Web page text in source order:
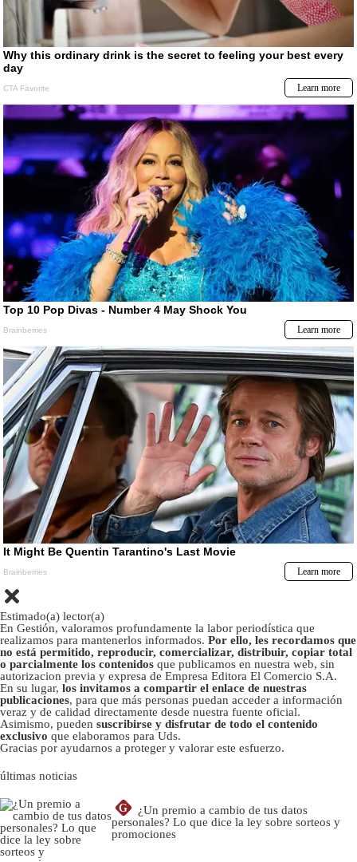
Estimado(a) lector(a)
En Gestión, valoramos profundamente la labor periodística que
realizamos para mantenerlos informados. Por ello, les recordamos que
no está permitido, reproducir, comercializar, distribuir, copiar total
o parcialmente los contenidos que publicamos en nuestra web, sin
autorizacion previa y expresa de Empresa Editora El Comercio S.A.
En su lugar, los invitamos a compartir el enlace de nuestras
publicaciones, para que más personas puedan acceder a información
veraz y de calidad directamente desde nuestra fuente oficial.
Asimismo, pueden suscribirse y disfrutar de todo el contenido
exclusivo que elaboramos para Uds.
Gracias por ayudarnos a proteger y valorar este esfuerzo.
últimas noticias
G
¿Un premio a cambio de tus datos
personales? Lo que dice la ley sobre sorteos y
promociones